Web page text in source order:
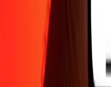
Blog
Envoyer
Entreprise Devenir agent